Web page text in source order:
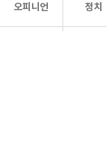
오피니언 정치